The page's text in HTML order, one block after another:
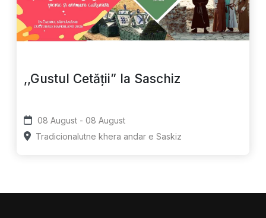
,,Gustul Cetății” la Saschiz
08 August - 08 August
Tradicionalutne khera andar e Saskiz